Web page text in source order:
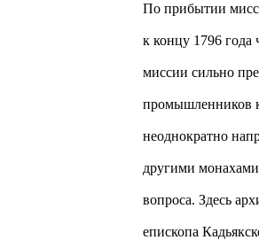
По прибытии
к концу 1796 года
миссии сильно
промышленников
неоднократно
другими
вопроса. Здесь
епископа